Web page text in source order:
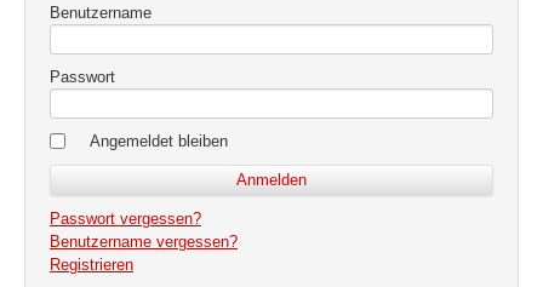
Benutzername
Passwort
Angemeldet bleiben
Passwort vergessen?
Benutzername vergessen?
Registrieren